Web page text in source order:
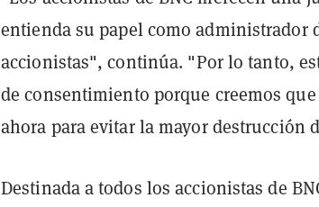
entienda su papel como administrador
accionistas", continúa. "Por lo tanto,
de consentimiento porque creemos
ahora para evitar la mayor destrucción
Destinada a todos los accionistas de